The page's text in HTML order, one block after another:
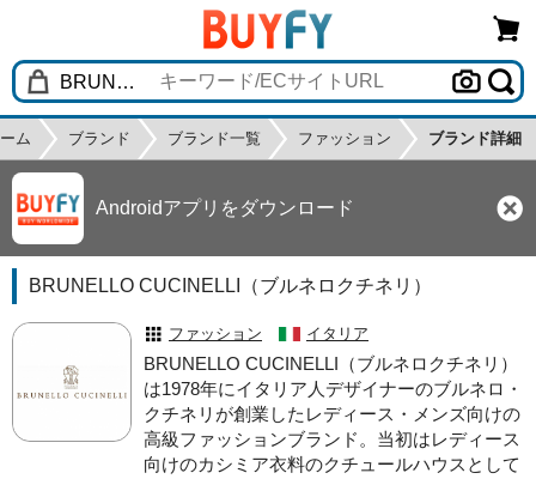
ム ブランド ブランド一覧 ファッション ブランド詳細
Androidアプリをダウンロード
BRUNELLO CUCINELLI（ブルネロクチネリ）
ファッション イタリア
BRUNELLO CUCINELLI（ブルネロクチネリ）
は1978年にイタリア人デザイナーのブルネロ・
クチネリが創業したレディース・メンズ向けの
高級ファッションブランド。当初はレディース
向けのカシミア衣料のクチュールハウスとして